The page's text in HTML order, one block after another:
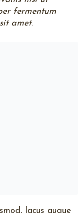
fermentum
amet.
lacus augue